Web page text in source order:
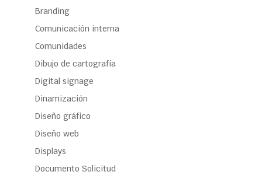
Branding
Comunicación interna
Comunidades
Dibujo de cartografía
Digital signage
Dinamización
Diseño gráfico
Diseño web
Displays
Documento Solicitud